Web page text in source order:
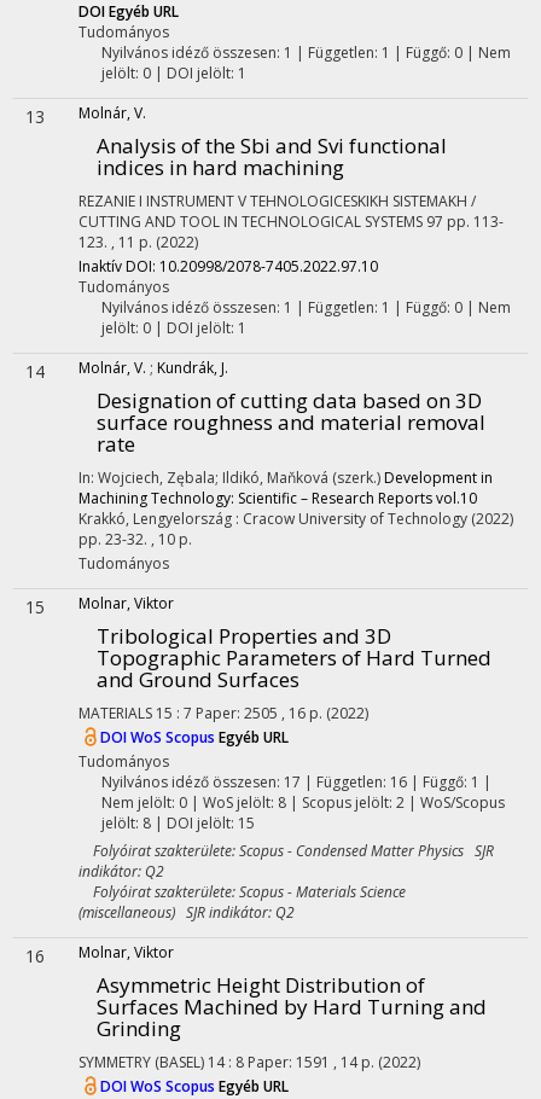
DOIEgyéb URL
Tudományos
Nyilvános idéző összesen: 1 | Független: 1 | Függő: 0 | Nem
jelölt: 0 | DOI jelölt: 1
13 Molnár, V.
Analysis of the Sbi and Svi functional
indices in hard machining
REZANIE I INSTRUMENT V TEHNOLOGICESKIKH SISTEMAKH /
CUTTING AND TOOL IN TECHNOLOGICAL SYSTEMS 97 pp. 113-
123. , 11 p. (2022)
Inaktív DOI: 10.20998/2078-7405.2022.97.10
Tudományos
Nyilvános idéző összesen: 1 | Független: 1 | Függő: 0 | Nem
jelölt: 0 | DOI jelölt: 1
14 Molnár, V. ; Kundrák, J.
Designation of cutting data based on 3D
surface roughness and material removal
rate
In: Wojciech, Zębala; Ildikó, Maňková (szerk.) Development in
Machining Technology: Scientific – Research Reports vol.10
Krakkó, Lengyelország : Cracow University of Technology (2022)
pp. 23-32. , 10 p.
Tudományos
15 Molnar, Viktor
Tribological Properties and 3D
Topographic Parameters of Hard Turned
and Ground Surfaces
MATERIALS 15 : 7 Paper: 2505 , 16 p. (2022)
DOIWoS Scopus Egyéb URL
Tudományos
Nyilvános idéző összesen: 17 | Független: 16 | Függő: 1 |
Nem jelölt: 0 | WoS jelölt: 8 | Scopus jelölt: 2 | WoS/Scopus
jelölt: 8 | DOI jelölt: 15
Folyóirat szakterülete: Scopus - Condensed Matter Physics SJR
indikátor: Q2
Folyóirat szakterülete: Scopus - Materials Science
(miscellaneous) SJR indikátor: Q2
16 Molnar, Viktor
Asymmetric Height Distribution of
Surfaces Machined by Hard Turning and
Grinding
SYMMETRY (BASEL) 14: 8 Paper: 1591 , 14 p. (2022)
DOIWoS Scopus Egyéb URL